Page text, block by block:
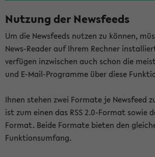
Nutzung der Newsfeeds
Um die Newsfeeds nutzen zu können,
News-Reader auf Ihrem Rechner
verfügen inzwischen auch schon die
und E-Mail-Programme über diese
Ihnen stehen zwei Formate je Newsfeed
ist zum einen das RSS 2.0-Format sowie
Format. Beide Formate bieten den
Funktionsumfang.